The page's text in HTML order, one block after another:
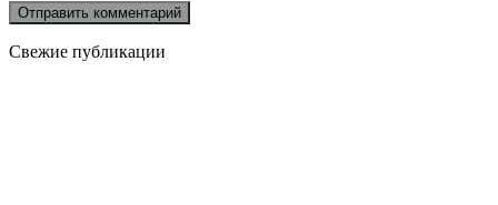
Свежие публикации